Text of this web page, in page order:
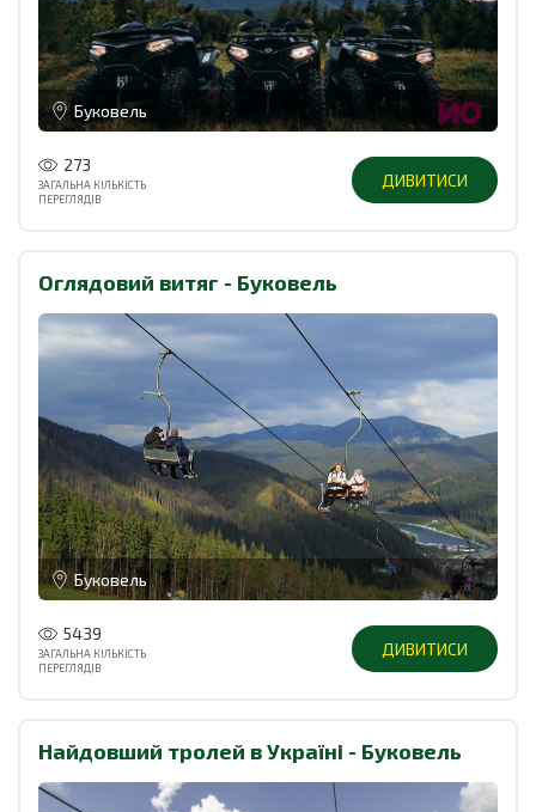
Буковель
273
ЗАГАЛЬНА КІЛЬКІСТЬ
ПЕРЕГЛЯДІВ
ДИВИТИСИ
Оглядовий витяг - Буковель
Буковель
5439
ЗАГАЛЬНА КІЛЬКІСТЬ
ПЕРЕГЛЯДІВ
ДИВИТИСИ
Найдовший тролей в Україні - Буковель